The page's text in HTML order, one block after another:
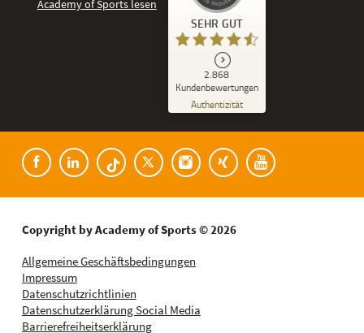
SEHR GUT
2.868
Kundenbewertungen
Authentizität
Kundenbewertungen und Erfahrungen zu
Academy of Sports
%
Empfehlungen auf
ProvenExpert.com
4,53
182
Bewertungen auf
2.686
Bewertungen von
8
Copyright by Academy of Sports © 2026
Allgemeine Geschäftsbedingungen
Impressum
Datenschutzrichtlinien
Datenschutzerklärung Social Media
Barrierefreiheitserklärung